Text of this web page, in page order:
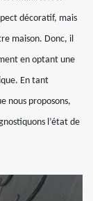
décoratif, mais
maison. Donc, il
en optant une
En tant
nous proposons,
l’état de